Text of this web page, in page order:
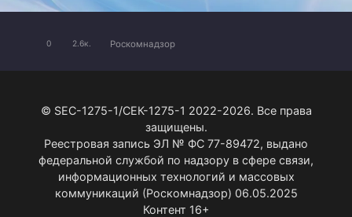
0 2.6к. Роскомнадзор
© SEC-1275-1/СЕК-1275-1 2022-2026. Все права
защищены.
Реестровая запись ЭЛ № ФС 77-89472, выдано
федеральной службой по надзору в сфере связи,
информационных технологий и массовых
коммуникаций (Роскомнадзор) 06.05.2025
Контент 16+